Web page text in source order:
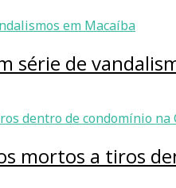
de
mortos a tiros